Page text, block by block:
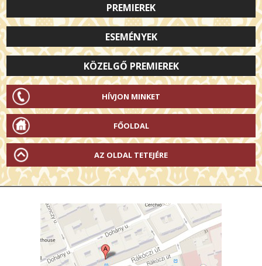
PREMIEREK
ESEMÉNYEK
KÖZELGŐ PREMIEREK
HÍVJON MINKET
FŐOLDAL
AZ OLDAL TETEJÉRE